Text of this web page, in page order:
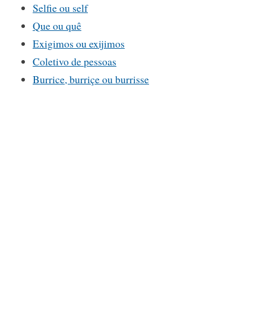
Selfie ou self
Que ou quê
Exigimos ou exijimos
Coletivo de pessoas
Burrice, burriçe ou burrisse